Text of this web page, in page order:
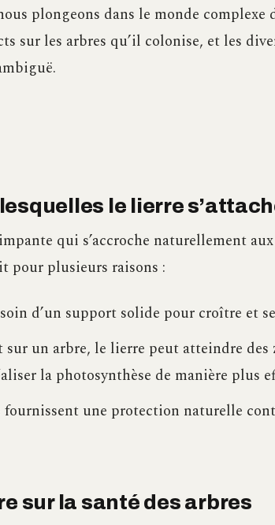
plongeons dans le monde complexe
sur les arbres qu’il colonise, et les
le lierre
qui s’accroche naturellement
pour plusieurs raisons :
d’un support solide pour croître et
un arbre, le lierre peut atteindre des
la photosynthèse de manière plus
une protection naturelle
sur la santé des arbres